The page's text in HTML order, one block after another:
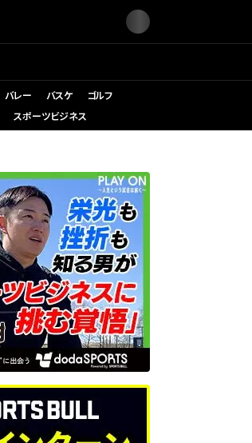
バレー バスケ
ゴルフ
スポーツビジネス